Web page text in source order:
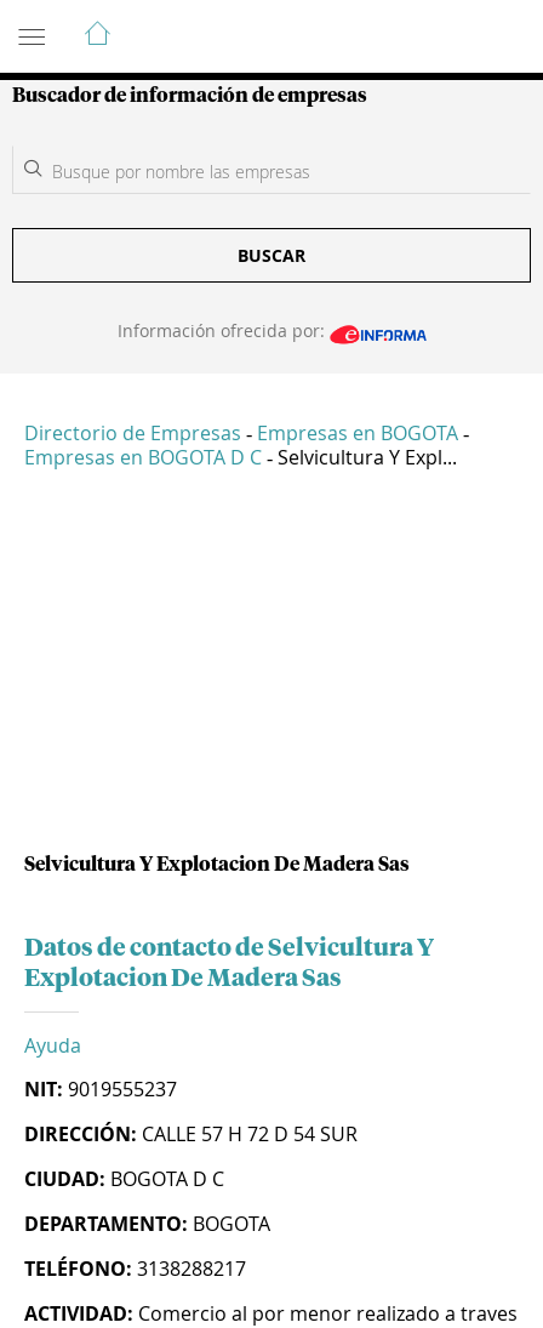
Guía de Empresas Colombianas
Buscador de información de empresas
BUSCAR
Información ofrecida por:
Directorio de Empresas - Empresas en BOGOTA -
Empresas en BOGOTA D C - Selvicultura Y Expl...
Selvicultura Y Explotacion De Madera Sas
Datos de contacto de Selvicultura Y
Explotacion De Madera Sas
Ayuda
NIT: 9019555237
DIRECCIÓN: CALLE 57 H 72 D 54 SUR
CIUDAD: BOGOTA D C
DEPARTAMENTO: BOGOTA
TELÉFONO: 3138288217
ACTIVIDAD: Comercio al por menor realizado a traves